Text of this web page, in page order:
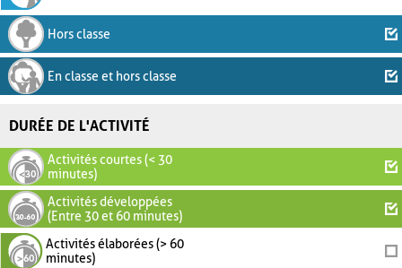
Hors classe
En classe et hors classe
DURÉE DE L'ACTIVITÉ
Activités courtes (< 30
minutes)
Activités développées
(Entre 30 et 60 minutes)
Activités élaborées (> 60
minutes)